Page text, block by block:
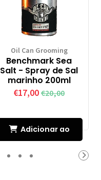
Oil Can Grooming
Benchmark Sea
Salt - Spray de Sal
marinho 200ml
€17,00 €20,00
Adicionar ao
Carrinho